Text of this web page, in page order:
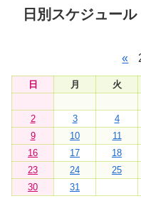
日別スケジュール
«
日 月 火
2
3 4
9
10 11
16
17 18
23
24 25
30
31